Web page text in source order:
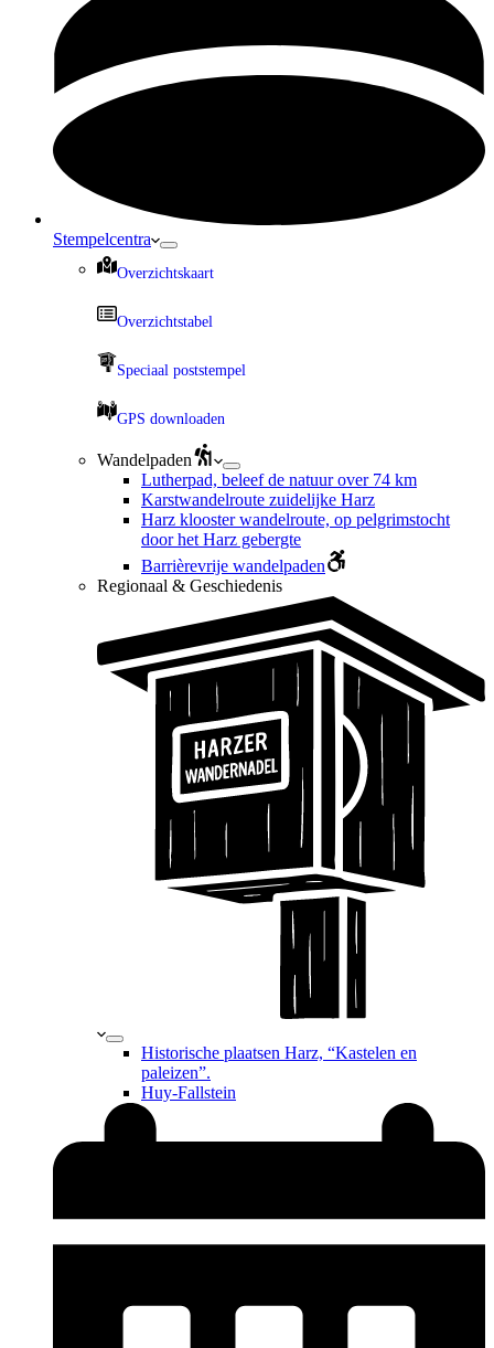
Stempelcentra
Overzichtskaart
Overzichtstabel
Speciaal poststempel
GPS downloaden
Wandelpaden
Lutherpad, beleef de natuur over 74 km
Karstwandelroute zuidelijke Harz
Harz klooster wandelroute, op pelgrimstocht
door het Harz gebergte
Barrièrevrije wandelpaden
Regionaal & Geschiedenis
Historische plaatsen Harz, “Kastelen en
paleizen”.
Huy-Fallstein